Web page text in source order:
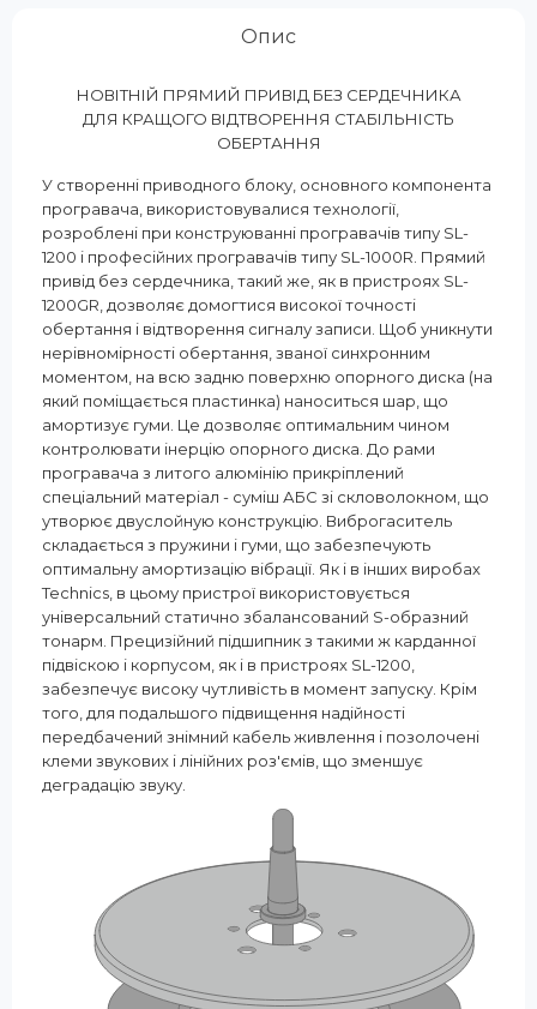
Опис
НОВІТНІЙ ПРЯМИЙ ПРИВІД БЕЗ СЕРДЕЧНИКА
ДЛЯ КРАЩОГО ВІДТВОРЕННЯ СТАБІЛЬНІСТЬ
ОБЕРТАННЯ
У створенні приводного блоку, основного компонента
програвача, використовувалися технології,
розроблені при конструюванні програвачів типу SL-
1200 і професійних програвачів типу SL-1000R. Прямий
привід без сердечника, такий же, як в пристроях SL-
1200GR, дозволяє домогтися високої точності
обертання і відтворення сигналу записи. Щоб уникнути
нерівномірності обертання, званої синхронним
моментом, на всю задню поверхню опорного диска (на
який поміщається пластинка) наноситься шар, що
амортизує гуми. Це дозволяє оптимальним чином
контролювати інерцію опорного диска. До рами
програвача з литого алюмінію прикріплений
спеціальний матеріал - суміш АБС зі скловолокном, що
утворює двуслойную конструкцію. Виброгаситель
складається з пружини і гуми, що забезпечують
оптимальну амортизацію вібрації. Як і в інших виробах
Technics, в цьому пристрої використовується
універсальний статично збалансований S-образний
тонарм. Прецизійний підшипник з такими ж карданної
підвіскою і корпусом, як і в пристроях SL-1200,
забезпечує високу чутливість в момент запуску. Крім
того, для подальшого підвищення надійності
передбачений знімний кабель живлення і позолочені
клеми звукових і лінійних роз'ємів, що зменшує
деградацію звуку.